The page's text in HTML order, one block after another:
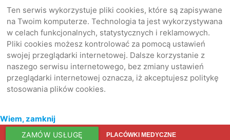
Ten serwis wykorzystuje pliki cookies, które są zapisywane
na Twoim komputerze. Technologia ta jest wykorzystywana
w celach funkcjonalnych, statystycznych i reklamowych.
Pliki cookies możesz kontrolować za pomocą ustawień
swojej przeglądarki internetowej. Dalsze korzystanie z
naszego serwisu internetowego, bez zmiany ustawień
przeglądarki internetowej oznacza, iż akceptujesz politykę
stosowania plików cookies.
Wiem, zamknij
ZAMÓW USŁUGĘ PLACÓWKI MEDYCZNE